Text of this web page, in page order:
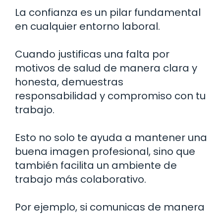
La confianza es un pilar fundamental
en cualquier entorno laboral.
Cuando justificas una falta por
motivos de salud de manera clara y
honesta, demuestras
responsabilidad y compromiso con tu
trabajo.
Esto no solo te ayuda a mantener una
buena imagen profesional, sino que
también facilita un ambiente de
trabajo más colaborativo.
Por ejemplo, si comunicas de manera